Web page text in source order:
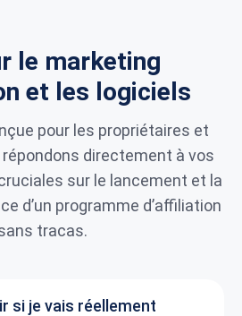
le marketing
et les logiciels
pour les propriétaires et
directement à vos
sur le lancement et la
d’un programme d’affiliation
tracas.
si je vais réellement